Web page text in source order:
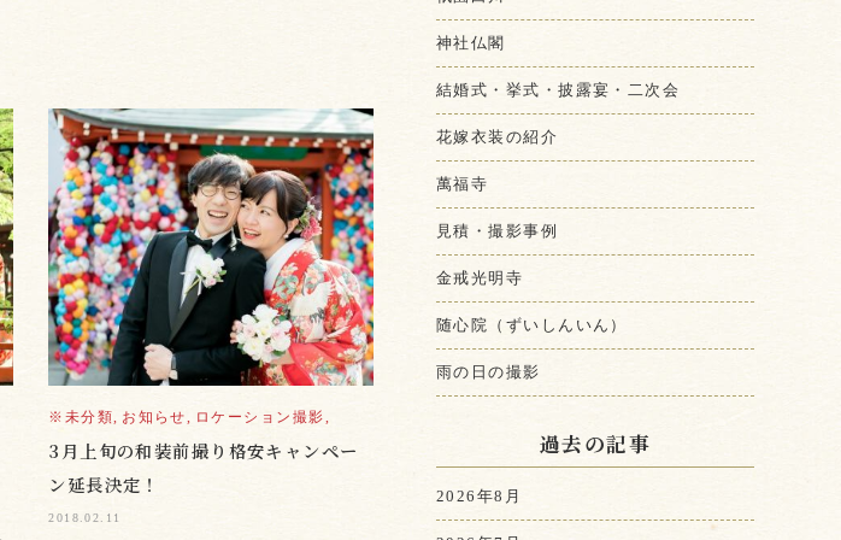
※未分類, お知らせ, ロケーション撮影,
3月上旬の和装前撮り格安キャンペー
ン延長決定！
2018.02.11
神社仏閣
結婚式・挙式・披露宴・二次会
花嫁衣装の紹介
萬福寺
見積・撮影事例
金戒光明寺
随心院（ずいしんいん）
雨の日の撮影
過去の記事
2026年8月